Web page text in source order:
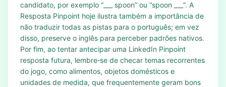
candidato, por exemplo “___ spoon” ou “spoon ___”. A
Resposta Pinpoint hoje ilustra também a importância de
não traduzir todas as pistas para o português; em vez
disso, preserve o inglês para perceber padrões nativos.
Por fim, ao tentar antecipar uma LinkedIn Pinpoint
resposta futura, lembre‑se de checar temas recorrentes
do jogo, como alimentos, objetos domésticos e
unidades de medida, que frequentemente geram bons